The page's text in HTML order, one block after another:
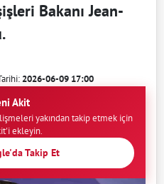
Bakanı Jean-
2026-06-09 17:00
Akit
yakından takip etmek için
ekleyin.
Takip Et